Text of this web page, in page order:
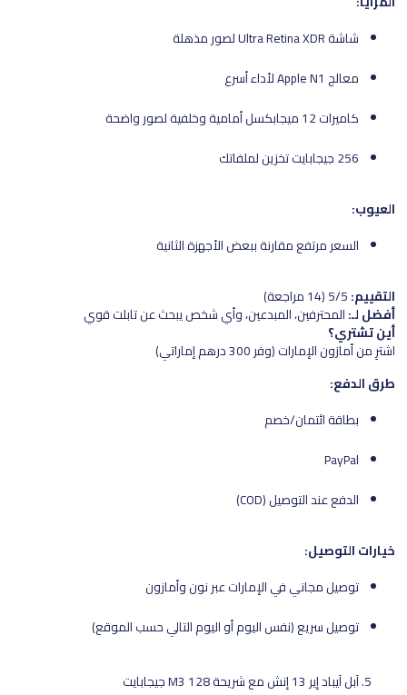
شاشة Ultra Retina XDR لصور مذهلة
معالج Apple N1 لأداء أسرع
كاميرات 12 ميجابكسل أمامية وخلفية لصور واضحة
256 جيجابايت تخزين لملفاتك
العيوب:
السعر مرتفع مقارنة ببعض الأجهزة الثانية
التقييم:
أفضل لـ:المحترفين، المبدعين، وأي شخص يبحث عن تابلت قوي
أين تشتري؟
اشترِ من أمازون الإمارات (وفر 300 درهم إماراتي)
طرق الدفع:
بطاقة ائتمان/خصم
PayPal
الدفع عند التوصيل (COD)
خيارات التوصيل:
توصيل مجاني في الإمارات عبر نون وأمازون
توصيل سريع (نفس اليوم أو اليوم التالي حسب الموقع)
آبل آيباد إير 13 إنش مع شريحة M3 128 جيجابايت